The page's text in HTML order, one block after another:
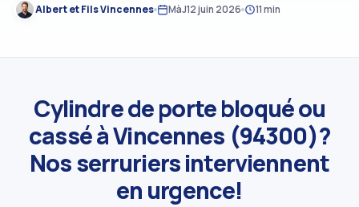
Albert et Fils Vincennes MàJ12 juin 2026 11 min
Cylindre de porte bloqué ou
cassé à Vincennes (94300)?
Nos serruriers interviennent
en urgence!